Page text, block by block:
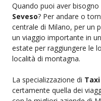
Quando puoi aver bisogno
Seveso? Per andare o
centrale di Milano, per un
un viaggio importante in
estate per raggiungere le
località di montagna.
La specializzazione di
certamente quella dei